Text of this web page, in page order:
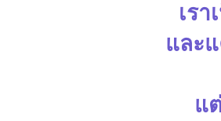
เร
และ
แ